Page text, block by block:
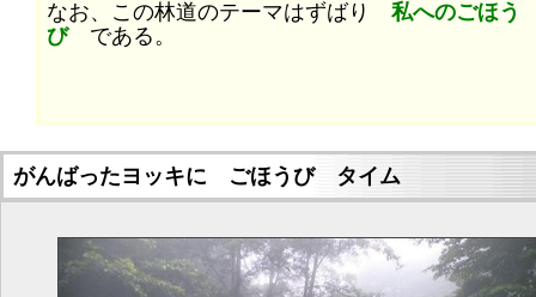
なお、この林道のテーマはずばり 私へのごほう
びである。
がんばったヨッキに ごほうび タイム